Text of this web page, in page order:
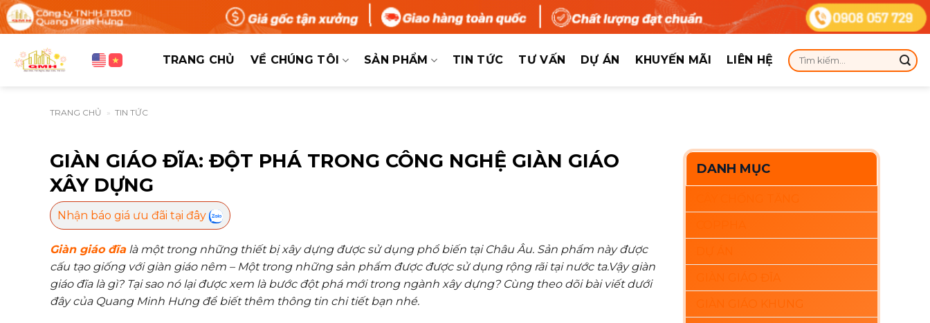
Bỏ
qua
dung
TRANG CHỦ VỀ CHÚNG TÔI SẢN PHẨM TIN TỨC TƯ VẤN DỰ ÁN KHUYẾN MÃI LIÊN HỆ
TRANG CHỦ » TIN TỨC
GIÀN GIÁO ĐĨA: ĐỘT PHÁ TRONG CÔNG NGHỆ GIÀN GIÁO
XÂY DỰNG
Nhận báo giá ưu đãi tại đây
Giàn giáo đĩalà một trong những thiết bị xây dựng được sử dụng phổ biến tại Châu Âu. Sản phẩm này được
cấu tạo giống với giàn giáo nêm – Một trong những sản phẩm được được sử dụng rộng rãi tại nước ta.Vậy giàn
giáo đĩa là gì? Tại sao nó lại được xem là bước đột phá mới trong ngành xây dựng? Cùng theo dõi bài viết dưới
đây của Quang Minh Hưng để biết thêm thông tin chi tiết bạn nhé.
DANH MỤC
GIÀN GIÁO KHUNG